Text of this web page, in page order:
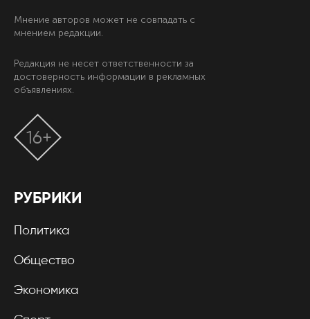
Мнение авторов может не совпадать с
мнением редакции.
Редакция не несет ответственности за
достоверность информации в рекламных
объявлениях.
РУБРИКИ
Политика
Общество
Экономика
16+